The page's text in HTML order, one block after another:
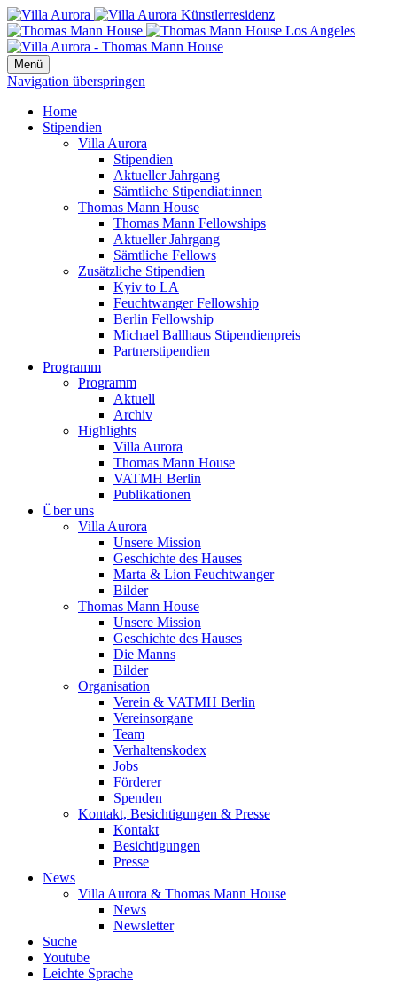
Menü
Navigation überspringen
Home
Stipendien
Villa Aurora
Stipendien
Aktueller Jahrgang
Sämtliche Stipendiat:innen
Thomas Mann House
Thomas Mann Fellowships
Aktueller Jahrgang
Sämtliche Fellows
Zusätzliche Stipendien
Kyiv to LA
Feuchtwanger Fellowship
Berlin Fellowship
Michael Ballhaus Stipendienpreis
Partnerstipendien
Programm
Programm
Aktuell
Archiv
Highlights
Villa Aurora
Thomas Mann House
VATMH Berlin
Publikationen
Über uns
Villa Aurora
Unsere Mission
Geschichte des Hauses
Marta & Lion Feuchtwanger
Bilder
Thomas Mann House
Unsere Mission
Geschichte des Hauses
Die Manns
Bilder
Organisation
Verein & VATMH Berlin
Vereinsorgane
Team
Verhaltenskodex
Jobs
Förderer
Spenden
Kontakt, Besichtigungen & Presse
Kontakt
Besichtigungen
Presse
News
Villa Aurora & Thomas Mann House
News
Newsletter
Suche
Youtube
Leichte Sprache